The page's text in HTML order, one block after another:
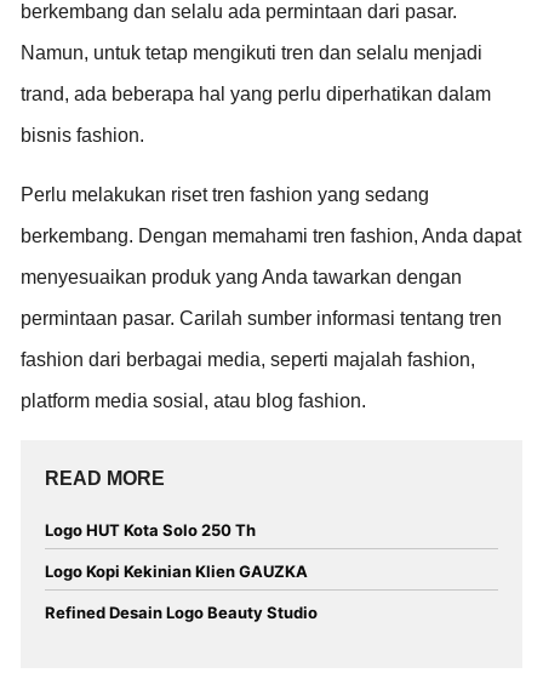
berkembang dan selalu ada permintaan dari pasar.
Namun, untuk tetap mengikuti tren dan selalu menjadi
trand, ada beberapa hal yang perlu diperhatikan dalam
bisnis fashion.
Perlu melakukan riset tren fashion yang sedang
berkembang. Dengan memahami tren fashion, Anda dapat
menyesuaikan produk yang Anda tawarkan dengan
permintaan pasar. Carilah sumber informasi tentang tren
fashion dari berbagai media, seperti majalah fashion,
platform media sosial, atau blog fashion.
READ MORE
Logo HUT Kota Solo 250 Th
Logo Kopi Kekinian Klien GAUZKA
Refined Desain Logo Beauty Studio